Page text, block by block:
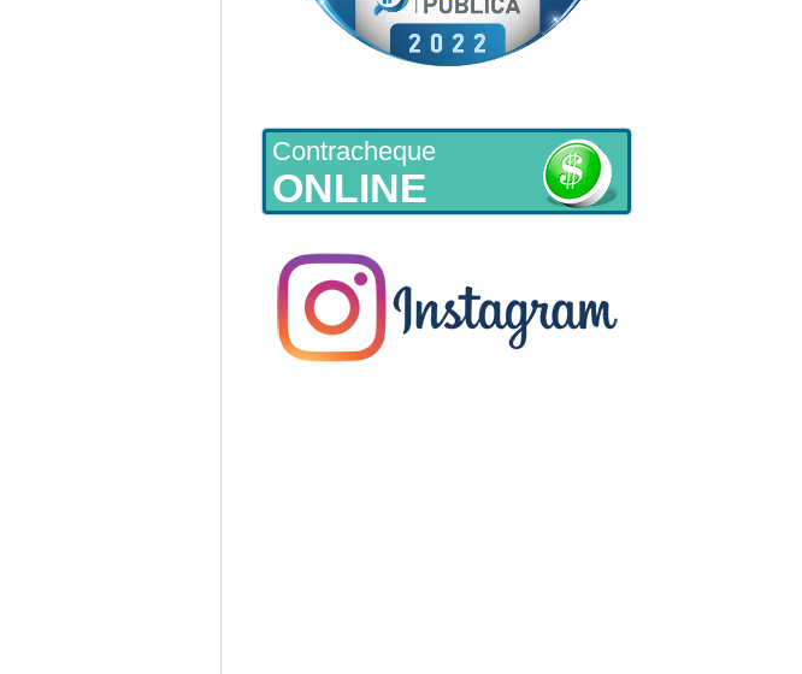
Contracheque
ONLINE